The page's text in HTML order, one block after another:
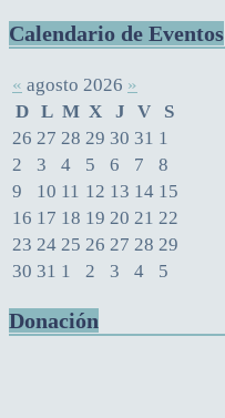
Calendario de Eventos
« agosto 2026 »
D L M X J V
S
26 27 28 29 30 31 1
2
3 4 5 6 7
8
9
10 11 12 13 14 15
16 17 18 19 20 21 22
23 24 25 26 27 28 29
30 31 1 2 3 4 5
Donación